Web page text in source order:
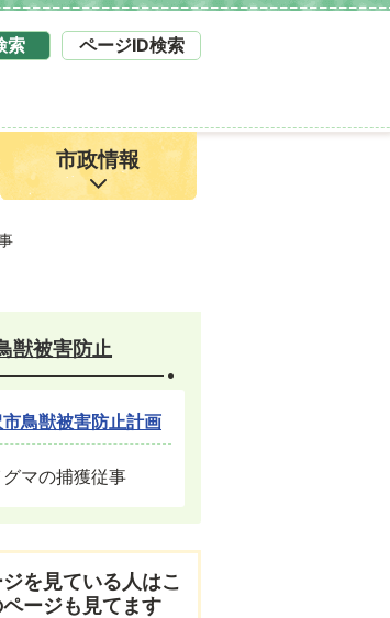
索 ページID検索
市政情報
獣被害防止
鳥獣被害防止計画
マの捕獲従事
を見ている人はこ
ージも見てます